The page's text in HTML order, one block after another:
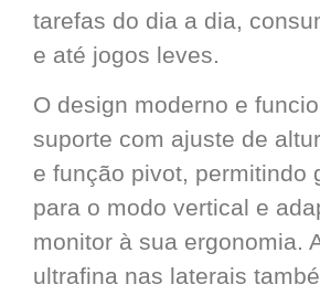
tarefas do dia a dia,
e até jogos leves.
O design moderno e
suporte com ajuste de
e função pivot, permitindo
para o modo vertical e
monitor à sua ergonomia.
ultrafina nas laterais